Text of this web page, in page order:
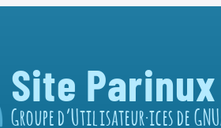
Site Parinux
Groupe d’Utilisateur·ices de